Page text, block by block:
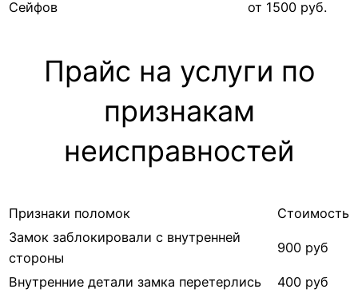
Сейфов
от 1500 руб.
Прайс на услуги по
признакам
неисправностей
Признаки поломок
Стоимость
Замок заблокировали с внутренней
стороны
900 руб
Внутренние детали замка перетерлись
400 руб